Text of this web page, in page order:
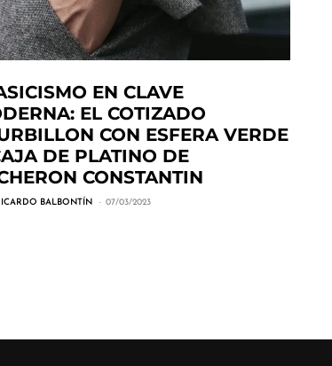
EN CLAVE
EL COTIZADO
CON ESFERA VERDE
DE PLATINO DE
CONSTANTIN
BALBONTÍN 07/03/2023